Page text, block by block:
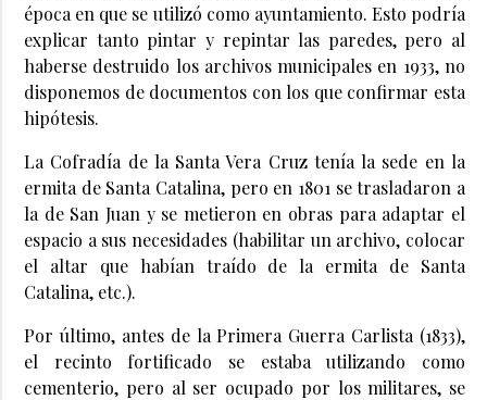
época en que se utilizó como ayuntamiento. Esto podría
explicar tanto pintar y repintar las paredes, pero al
haberse destruido los archivos municipales en 1933, no
disponemos de documentos con los que confirmar esta
hipótesis.
La Cofradía de la Santa Vera Cruz tenía la sede en la
ermita de Santa Catalina, pero en 1801 se trasladaron a
la de San Juan y se metieron en obras para adaptar el
espacio a sus necesidades (habilitar un archivo, colocar
el altar que habían traído de la ermita de Santa
Catalina, etc.).
Por último, antes de la Primera Guerra Carlista (1833),
el recinto fortificado se estaba utilizando como
cementerio, pero al ser ocupado por los militares, se